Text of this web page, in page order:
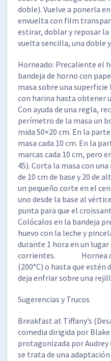
doble). Vuelve a ponerla
envuelta con film
estirar, doblar y reposar la
vuelta sencilla, una doble
Horneado: Precaliente el
bandeja de horno con
masa sobre una
con harina hasta obtener
Con ayuda de una regla,
perímetro de la masa un
mida 50×20 cm. En la
masa cada 10 cm. En la
marcas cada 10 cm, pero
45). Corta la masa con
de 10 cm de base y 20 de
un pequeño corte en el
uno desde la base al
punta para que el
Colócalos en la bandeja
huevo con la leche y
durante 1 hora en un
corrientes. Hornea
(200°C) o hasta que
deja enfriar sobre una
Sugerencias y Trucos
Breakfast at Tiffany’s
comedia dirigida por Blake
protagonizada por Audrey
se trata de una